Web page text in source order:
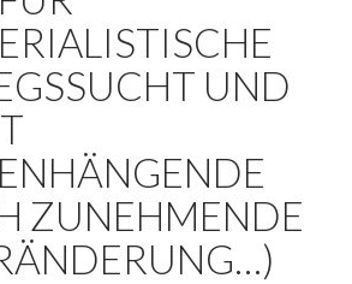
UND
ZUNEHMENDE